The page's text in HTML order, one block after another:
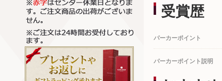
受賞歴
パーカーポイント
パーカーポイント説明